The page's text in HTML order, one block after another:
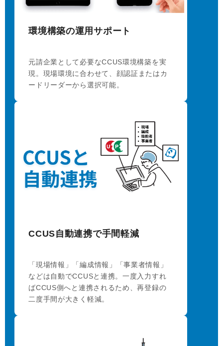
環境構築の運用サポート
元請企業として必要なCCUS環境構築を実
現。現場環境に合わせて、顔認証またはカ
ードリーダーから選択可能。
CCUS自動連携で手間軽減
「現場情報」「編成情報」「事業者情報」
などは自動でCCUSと連携。一度入力すれ
ばCCUS側へと連携されるため、再登録の
二度手間が大きく軽減。